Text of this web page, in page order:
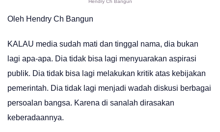
Hendry Ch Bangun
Oleh Hendry Ch Bangun
KALAU media sudah mati dan tinggal nama, dia bukan
lagi apa-apa. Dia tidak bisa lagi menyuarakan aspirasi
publik. Dia tidak bisa lagi melakukan kritik atas kebijakan
pemerintah. Dia tidak lagi menjadi wadah diskusi berbagai
persoalan bangsa. Karena di sanalah dirasakan
keberadaannya.